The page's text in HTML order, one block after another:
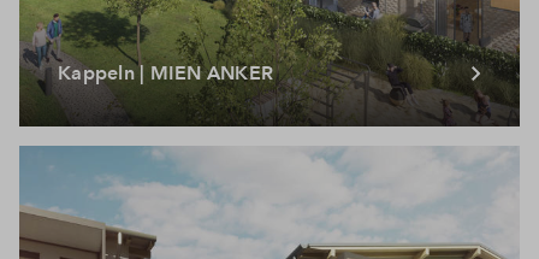
Kappeln | MIEN ANKER